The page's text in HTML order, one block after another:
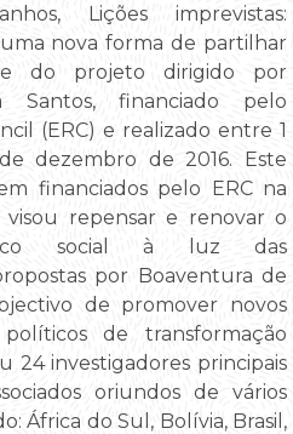
Lições imprevistas:
nova forma de partilhar
do projeto dirigido por
Santos, financiado pelo
(ERC) e realizado entre 1
dezembro de 2016. Este
financiados pelo ERC na
visou repensar e renovar o
social à luz das
por Boaventura de
de promover novos
de transformação
24 investigadores principais
oriundos de vários
África do Sul, Bolívia, Brasil,